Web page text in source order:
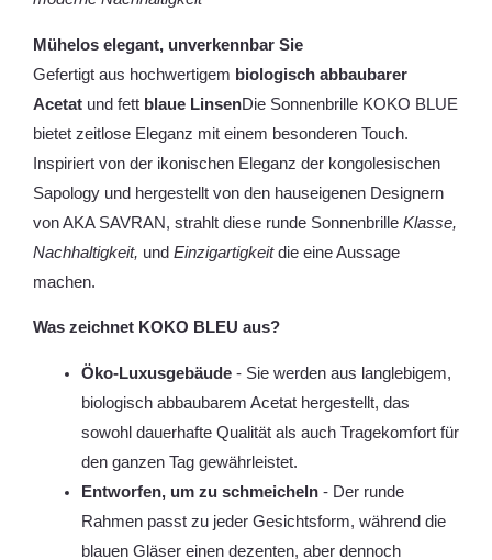
Mühelos elegant, unverkennbar Sie
Gefertigt aus hochwertigem biologisch abbaubarer
Acetat und fett blaue LinsenDie Sonnenbrille KOKO BLUE
bietet zeitlose Eleganz mit einem besonderen Touch.
Inspiriert von der ikonischen Eleganz der kongolesischen
Sapology und hergestellt von den hauseigenen Designern
von AKA SAVRAN, strahlt diese runde Sonnenbrille Klasse,
Nachhaltigkeit, und Einzigartigkeitdie eine Aussage
machen.
Was zeichnet KOKO BLEU aus?
Öko-Luxusgebäude- Sie werden aus langlebigem,
biologisch abbaubarem Acetat hergestellt, das
sowohl dauerhafte Qualität als auch Tragekomfort für
den ganzen Tag gewährleistet.
Entworfen, um zu schmeicheln- Der runde
Rahmen passt zu jeder Gesichtsform, während die
blauen Gläser einen dezenten, aber dennoch